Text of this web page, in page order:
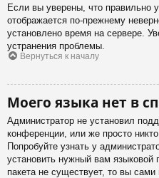
Если вы уверены, что правильно
отображается по-прежнему
установлено время на сервере.
устранения проблемы.
Вернуться к началу
Моего языка нет в
Администратор не установил
конференции, или же просто
Попробуйте узнать у
установить нужный вам языковой
пакета не существует, то вы